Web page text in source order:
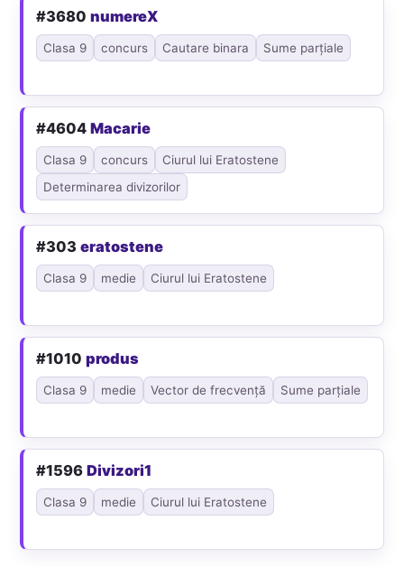
#3680numereX
Clasa 9 concurs Cautare binara Sume parțiale
#4604Macarie
Clasa 9 concurs
Ciurul lui Eratostene
Determinarea divizorilor
#303eratostene
Clasa 9 medie Ciurul lui Eratostene
#1010produs
Clasa 9 medie Vector de frecvență Sume parțiale
#1596Divizori1
Clasa 9 medie Ciurul lui Eratostene